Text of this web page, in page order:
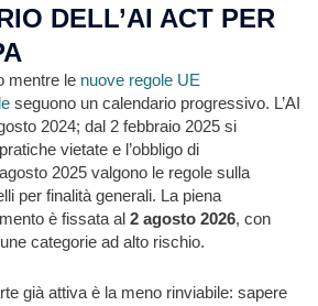
DELL’AI ACT PER
mentre le nuove regole UE
seguono un calendario progressivo. L’AI
2024; dal 2 febbraio 2025 si
vietate e l’obbligo di
2025 valgono le regole sulla
per finalità generali. La piena
è fissata al 2 agosto 2026, con
categorie ad alto rischio.
già attiva è la meno rinviabile: sapere